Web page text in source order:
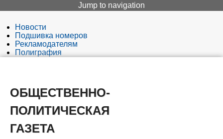
Jump to navigation
Новости
Подшивка номеров
Рекламодателям
Полиграфия
ОБЩЕСТВЕННО-
ПОЛИТИЧЕСКАЯ
ГАЗЕТА